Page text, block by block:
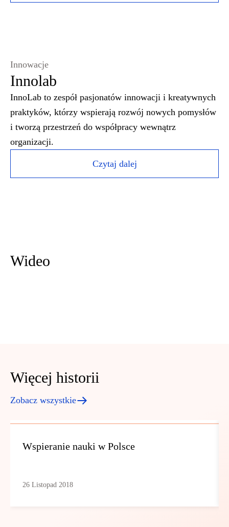
Innowacje
Innolab
InnoLab to zespół pasjonatów innowacji i kreatywnych
praktyków, którzy wspierają rozwój nowych pomysłów
i tworzą przestrzeń do współpracy wewnątrz
organizacji.
Czytaj dalej
Wideo
Więcej historii
Zobacz wszystkie
Wspieranie nauki w Polsce
26 Listopad 2018